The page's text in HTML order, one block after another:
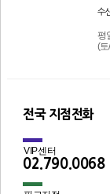
수
평
(
전국 지점전화
VIP센터
02.790.0068